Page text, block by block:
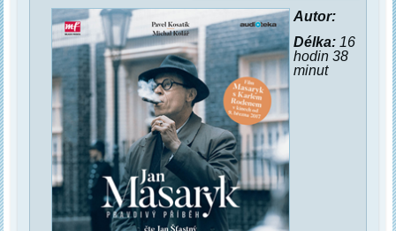
Autor:
Délka:16
hodin 38
minut